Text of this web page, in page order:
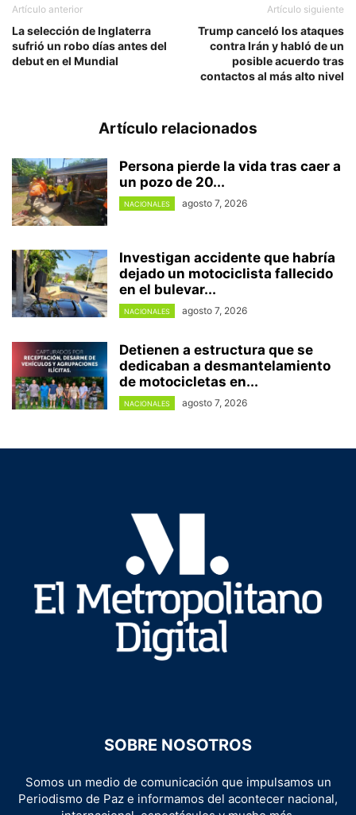
Artículo anterior
La selección de Inglaterra
sufrió un robo días antes del
debut en el Mundial
Artículo siguiente
Trump canceló los ataques
contra Irán y habló de un
posible acuerdo tras
contactos al más alto nivel
Artículo relacionados
Persona pierde la vida tras caer a
un pozo de 20...
NACIONALES agosto 7, 2026
Investigan accidente que habría
dejado un motociclista fallecido
en el bulevar...
NACIONALES agosto 7, 2026
Detienen a estructura que se
dedicaban a desmantelamiento
de motocicletas en...
NACIONALES agosto 7, 2026
SOBRE NOSOTROS
Somos un medio de comunicación que impulsamos un
Periodismo de Paz e informamos del acontecer nacional,